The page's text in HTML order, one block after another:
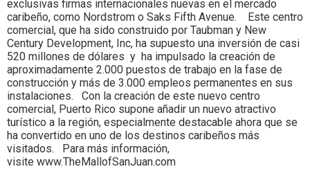
exclusivas firmas internacionales nuevas en el mercado
caribeño, como Nordstrom o Saks Fifth Avenue. Este centro
comercial, que ha sido construido por Taubman y New
Century Development, Inc, ha supuesto una inversión de casi
520 millones de dólares y ha impulsado la creación de
aproximadamente 2.000 puestos de trabajo en la fase de
construcción y más de 3.000 empleos permanentes en sus
instalaciones. Con la creación de este nuevo centro
comercial, Puerto Rico supone añadir un nuevo atractivo
turístico a la región, especialmente destacable ahora que se
ha convertido en uno de los destinos caribeños más
visitados. Para más información,
visite www.TheMallofSanJuan.com